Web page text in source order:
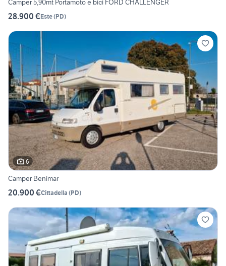
Camper 5,90mt Portamoto e bici FORD CHALLENGER
28.900 €Este(PD)
6
Camper Benimar
20.900 €Cittadella (PD)